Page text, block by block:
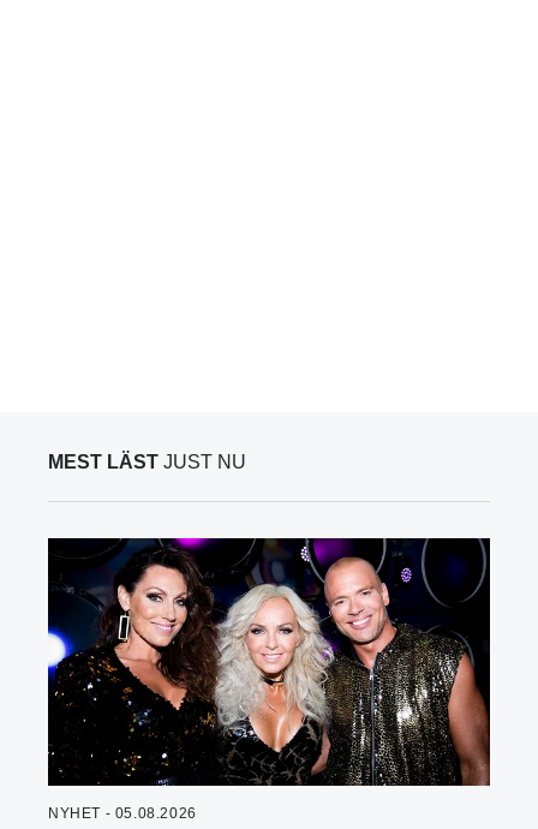
MEST LÄST JUST NU
NYHET - 05.08.2026